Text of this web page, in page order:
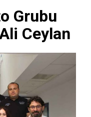
Grubu
Ceylan